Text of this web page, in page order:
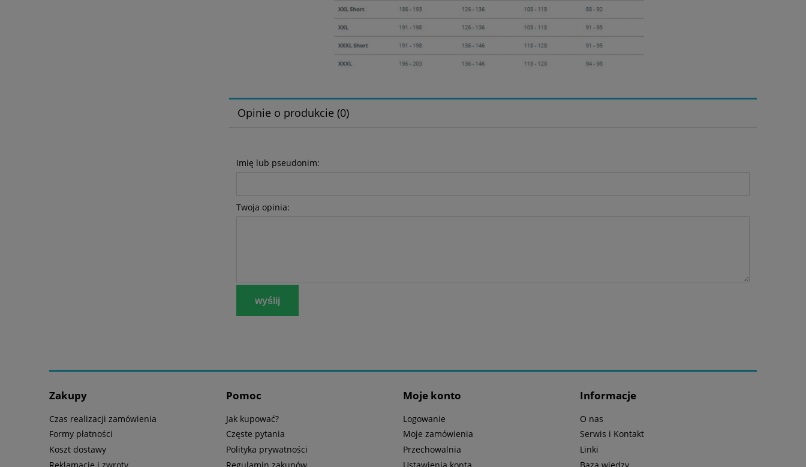
Opinie o produkcie (0)
Imię lub pseudonim:
Twoja opinia:
wyślij
Zakupy
Czas realizacji zamówienia
Formy płatności
Koszt dostawy
Pomoc
Jak kupować?
Częste pytania
Polityka prywatności
Moje konto
Logowanie
Moje zamówienia
Przechowalnia
Informacje
O nas
Serwis i Kontakt
Linki